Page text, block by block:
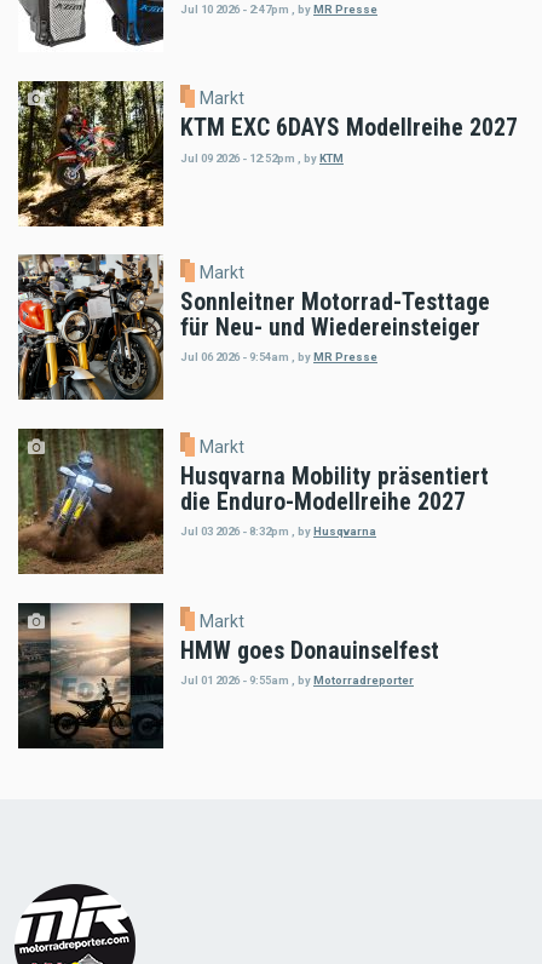
Jul 10 2026 - 2:47pm byMR Presse
Markt
KTM EXC 6DAYS Modellreihe 2027
Jul 09 2026 - 12:52pm byKTM
Markt
Sonnleitner Motorrad-Testtage
für Neu- und Wiedereinsteiger
Jul 06 2026 - 9:54am , byMR Presse
Markt
Husqvarna Mobility präsentiert
die Enduro-Modellreihe 2027
Jul 03 2026 - 8:32pm byHusqvarna
Markt
HMW goes Donauinselfest
Jul 01 2026 - 9:55am byMotorradreporter